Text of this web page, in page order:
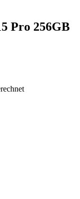
Pro 256GB